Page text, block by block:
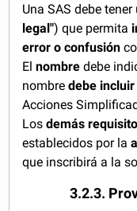
Una SAS debe
legal") que permita
error o confusión
Elnombre debe
nombredebe incluir
Acciones
Losdemás
establecidos por la
que inscribirá a la
3.2.3.